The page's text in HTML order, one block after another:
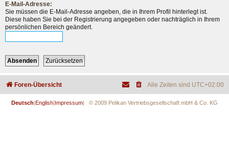
E-Mail-Adresse:
Sie müssen die E-Mail-Adresse angeben, die in Ihrem Profil hinterlegt ist.
Diese haben Sie bei der Registrierung angegeben oder nachträglich in Ihrem
persönlichen Bereich geändert.
Foren-Übersicht Alle Zeiten sind UTC+02:00
Deutsch English Impressum | © 2009 Pelikan Vertriebsgesellschaft mbH & Co. KG